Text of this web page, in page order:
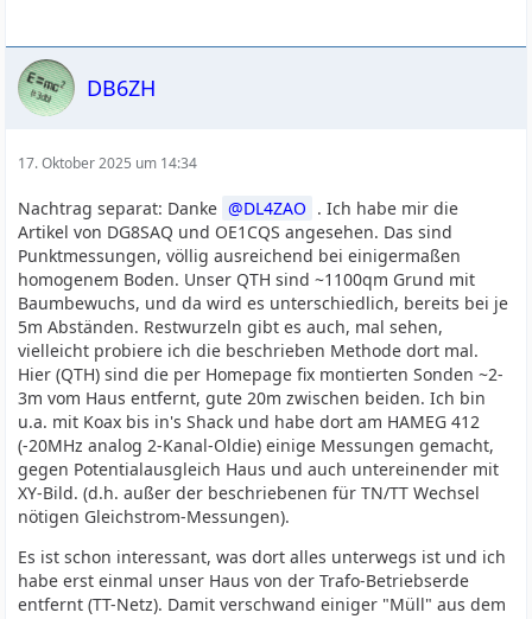
DB6ZH
17. Oktober 2025 um 14:34
Nachtrag separat: Danke DL4ZAO . Ich habe mir die
Artikel von DG8SAQ und OE1CQS angesehen. Das sind
Punktmessungen, völlig ausreichend bei einigermaßen
homogenem Boden. Unser QTH sind ~1100qm Grund mit
Baumbewuchs, und da wird es unterschiedlich, bereits bei je
5m Abständen. Restwurzeln gibt es auch, mal sehen,
vielleicht probiere ich die beschrieben Methode dort mal.
Hier (QTH) sind die per Homepage fix montierten Sonden ~2-
3m vom Haus entfernt, gute 20m zwischen beiden. Ich bin
u.a. mit Koax bis in's Shack und habe dort am HAMEG 412
(-20MHz analog 2-Kanal-Oldie) einige Messungen gemacht,
gegen Potentialausgleich Haus und auch untereinender mit
XY-Bild. (d.h. außer der beschriebenen für TN/TT Wechsel
nötigen Gleichstrom-Messungen).
Es ist schon interessant, was dort alles unterwegs ist und ich
habe erst einmal unser Haus von der Trafo-Betriebserde
entfernt (TT-Netz). Damit verschwand einiger "Müll" aus dem